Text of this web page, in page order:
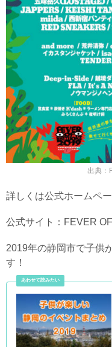
出典：
詳しくは公式ホームペ
公式サイト：FEVER
2019年の静岡市で子供
す！